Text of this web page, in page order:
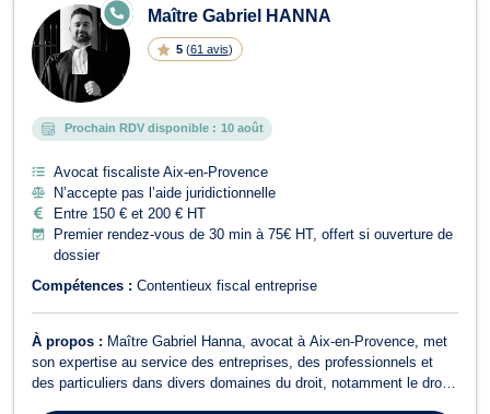
Maître Gabriel HANNA
5 (61 avis)
E
N
E
Prochain RDV disponible : 10 août
Avocat fiscaliste Aix-en-Provence
N’accepte pas l’aide juridictionnelle
Entre 150 € et 200 € HT
Premier rendez-vous de 30 min à 75€ HT, offert si ouverture de
dossier
Compétences : Contentieux fiscal entreprise
À propos : Maître Gabriel Hanna, avocat à Aix-en-Provence, met
son expertise au service des entreprises, des professionnels et
des particuliers dans divers domaines du droit, notamment le droit